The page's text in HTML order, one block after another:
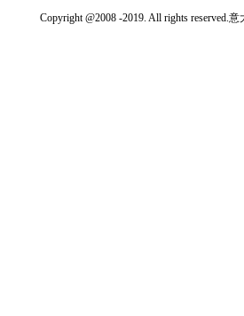
Copyright @2008 -2019. All rights